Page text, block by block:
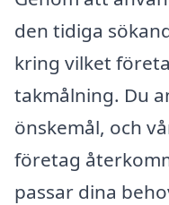
den tidiga
kring vilket
takmålning. Du
önskemål, och
företag
passar dina